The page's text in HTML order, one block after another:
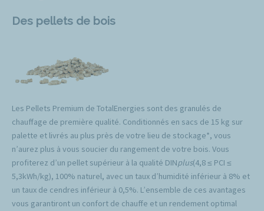
Des pellets de bois
Les Pellets Premium de TotalEnergies sont des granulés de
chauffage de première qualité. Conditionnés en sacs de 15 kg sur
palette et livrés au plus près de votre lieu de stockage*, vous
n’aurez plus à vous soucier du rangement de votre bois. Vous
profiterez d’un pellet supérieur à la qualité DINplus(4,8 ≤ PCI ≤
5,3kWh/kg), 100% naturel, avec un taux d’humidité inférieur à 8% et
un taux de cendres inférieur à 0,5%. L’ensemble de ces avantages
vous garantiront un confort de chauffe et un rendement optimal